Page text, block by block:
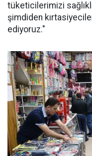
tüketicilerimizi
şimdiden
ediyoruz."